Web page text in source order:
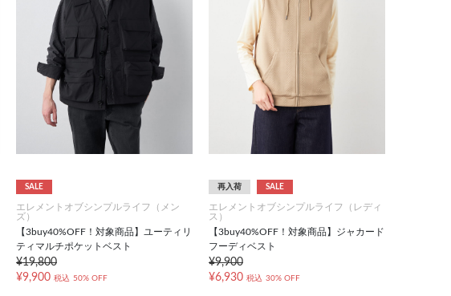
SALE
エレメントオブシンプルライフ（メン
ズ）
【3buy40%OFF！対象商品】ユーティリ
ティマルチポケットベスト
¥19,800
¥9,900 税込 50% OFF
再入荷 SALE
エレメントオブシンプルライフ（レディ
ス）
【3buy40%OFF！対象商品】ジャカード
フーディベスト
¥9,900
¥6,930 税込 30% OFF